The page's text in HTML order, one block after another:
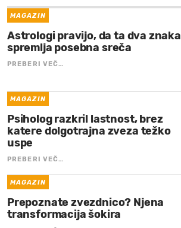
MAGAZIN
Astrologi pravijo, da ta dva znaka
spremlja posebna sreča
PREBERI VEČ…
MAGAZIN
Psiholog razkril lastnost, brez
katere dolgotrajna zveza težko
uspe
PREBERI VEČ…
MAGAZIN
Prepoznate zvezdnico? Njena
transformacija šokira